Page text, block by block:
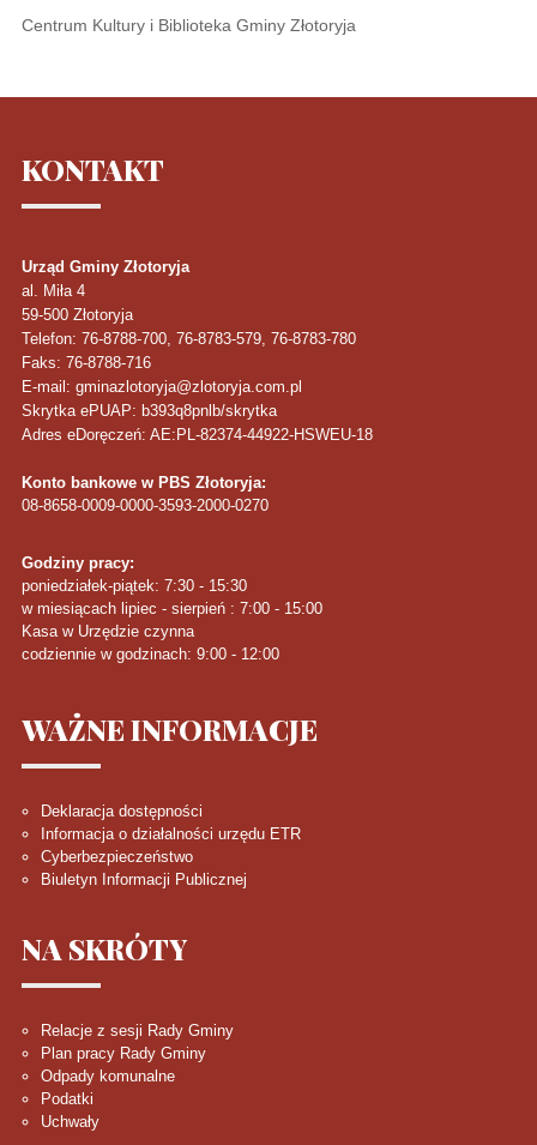
Centrum Kultury i Biblioteka Gminy Złotoryja
KONTAKT
Urząd Gminy Złotoryja
al. Miła 4
59-500 Złotoryja
Telefon: 76-8788-700, 76-8783-579, 76-8783-780
Faks: 76-8788-716
E-mail: gminazlotoryja@zlotoryja.com.pl
Skrytka ePUAP: b393q8pnlb/skrytka
Adres eDoręczeń: AE:PL-82374-44922-HSWEU-18
Konto bankowe w PBS Złotoryja:
08-8658-0009-0000-3593-2000-0270
Godziny pracy:
poniedziałek-piątek: 7:30 - 15:30
w miesiącach lipiec - sierpień : 7:00 - 15:00
Kasa w Urzędzie czynna
codziennie w godzinach: 9:00 - 12:00
WAŻNEINFORMACJE
Deklaracja dostępności
Informacja o działalności urzędu ETR
Cyberbezpieczeństwo
Biuletyn Informacji Publicznej
NA SKRÓTY
Relacje z sesji Rady Gminy
Plan pracy Rady Gminy
Odpady komunalne
Podatki
Uchwały